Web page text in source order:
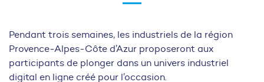
Pendant trois semaines, les industriels de la région
Provence-Alpes-Côte d’Azur proposeront aux
participants de plonger dans un univers industriel
digital en ligne créé pour l’occasion.